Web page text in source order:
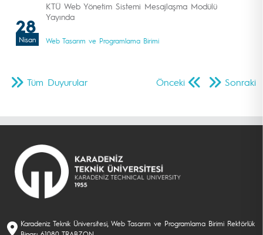
28
Nisan
KTÜ Web Yönetim Sistemi Mesajlaşma Modülü
Yayında
Web Tasarım ve Programlama Birimi
Önceki Sonraki
Tüm Duyurular
Karadeniz Teknik Üniversitesi, Web Tasarım ve Programlama Birimi Rektörlük